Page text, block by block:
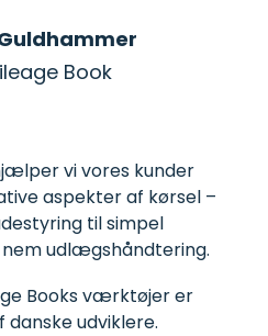
Book
vi vores kunder
aspekter af kørsel –
til simpel
udlægshåndtering.
Books værktøjer er
udviklere.